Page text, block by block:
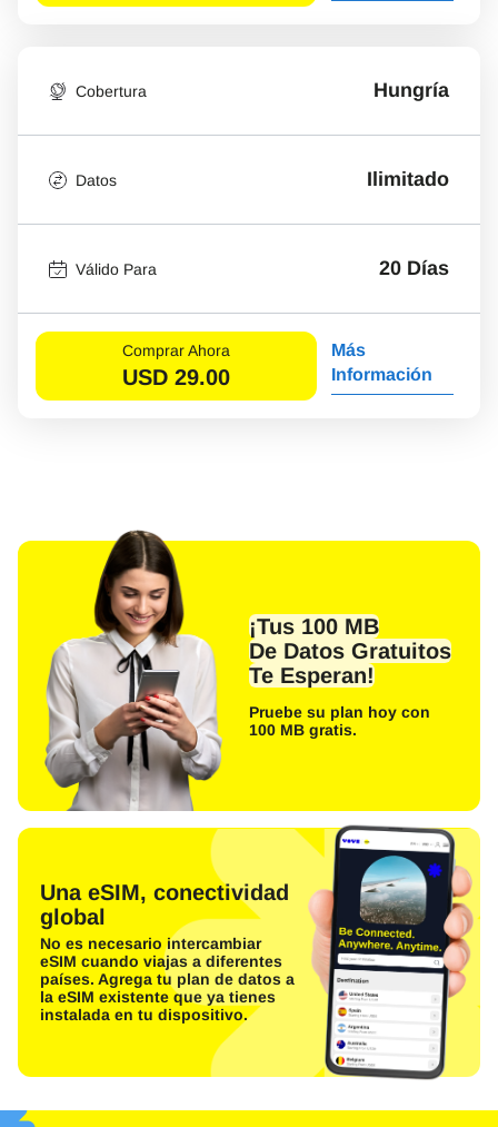
Cobertura Hungría
Datos Ilimitado
Válido Para 20 Días
Comprar Ahora
USD 29.00
Más
Información
¡Tus 100 MB
De Datos Gratuitos
Te Esperan!
Pruebe su plan hoy con
100 MB gratis.
Una eSIM, conectividad
global
No es necesario intercambiar
eSIM cuando viajas a diferentes
países. Agrega tu plan de datos a
la eSIM existente que ya tienes
instalada en tu dispositivo.